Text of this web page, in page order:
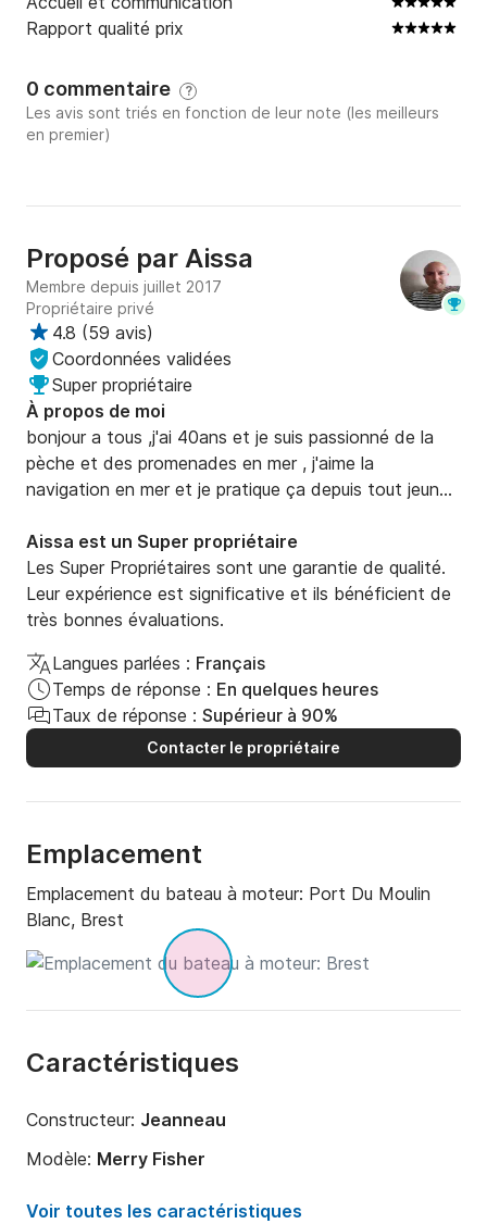
Rapport qualité prix
0 commentaire ?
Les avis sont triés en fonction de leur note (les meilleurs
en premier)
Proposé par Aissa
Membre depuis juillet 2017
Propriétaire privé
4.8 (59 avis)
Coordonnées validées
Super propriétaire
À propos de moi
bonjour a tous ,j'ai 40ans et je suis passionné de la
pèche et des promenades en mer , j'aime la
navigation en mer et je pratique ça depuis tout jeune
de location avant que je devienne  proprietaire ,
j'aspire un jour passer mon permis hauturier pour allez
toujours plus loin en mer vers l'horizon
Aissa est un Super propriétaire
Les Super Propriétaires sont une garantie de qualité.
Leur expérience est significative et ils bénéficient de
très bonnes évaluations.
Langues parlées : Français
Temps de réponse : En quelques heures
Taux de réponse : Supérieur à 90%
Contacter le propriétaire
Emplacement
Emplacement du bateau à moteur: Port Du Moulin
Blanc, Brest
Caractéristiques
Constructeur: Jeanneau
Modèle: Merry Fisher
Puissance moteur:
60cv
Voir toutes les caractéristiques